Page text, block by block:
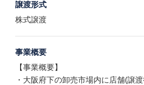
譲渡形式
株式譲渡
事業概要
【事業概要】
・大阪府下の卸売市場内に店舗(譲